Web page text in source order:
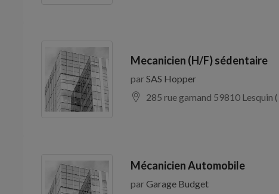
Mecanicien (H/F) sédentaire
parSAS Hopper
285 rue gamand 59810 Lesquin
Mécanicien Automobile
parGarage Budget